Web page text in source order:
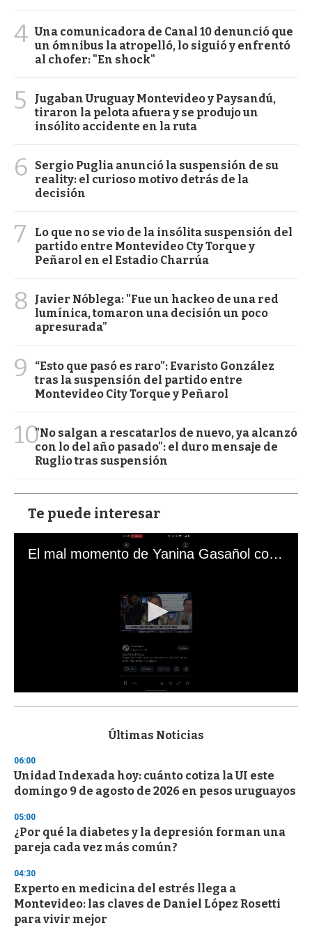
4 Una comunicadora de Canal 10 denunció que
un ómnibus la atropelló, lo siguió y enfrentó
al chofer: "En shock"
5
Jugaban Uruguay Montevideo y Paysandú,
tiraron la pelota afuera y se produjo un
insólito accidente en la ruta
6
Sergio Puglia anunció la suspensión de su
reality: el curioso motivo detrás de la
decisión
7
Lo que no se vio de la insólita suspensión del
partido entre Montevideo Cty Torque y
Peñarol en el Estadio Charrúa
8
Javier Nóblega: "Fue un hackeo de una red
lumínica, tomaron una decisión un poco
apresurada"
9
“Esto que pasó es raro”: Evaristo González
tras la suspensión del partido entre
Montevideo City Torque y Peñarol
10"No salgan a rescatarlos de nuevo, ya alcanzó
con lo del año pasado": el duro mensaje de
Ruglio tras suspensión
Te puede interesar
El mal momento de Yanina Gasañol con un hincha argentino en "Subrayado"
s
d
s
o
f
3
s
e
c
n
d
s
Últimas Noticias
06:00
Unidad Indexada hoy: cuánto cotiza la UI este
domingo 9 de agosto de 2026 en pesos uruguayos
05:00
¿Por qué la diabetes y la depresión forman una
pareja cada vez más común?
04:30
Experto en medicina del estrés llega a
Montevideo: las claves de Daniel López Rosetti
para vivir mejor